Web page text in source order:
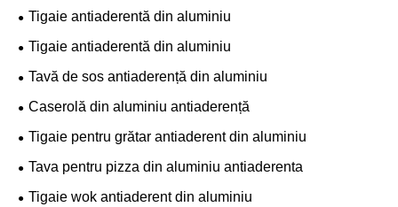
Tigaie antiaderentă din aluminiu
Tigaie antiaderentă din aluminiu
Tavă de sos antiaderență din aluminiu
Caserolă din aluminiu antiaderență
Tigaie pentru grătar antiaderent din aluminiu
Tava pentru pizza din aluminiu antiaderenta
Tigaie wok antiaderent din aluminiu